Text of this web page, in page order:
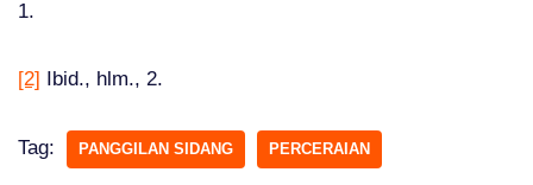
1.
[2] Ibid., hlm., 2.
Tag: PANGGILAN SIDANG PERCERAIAN